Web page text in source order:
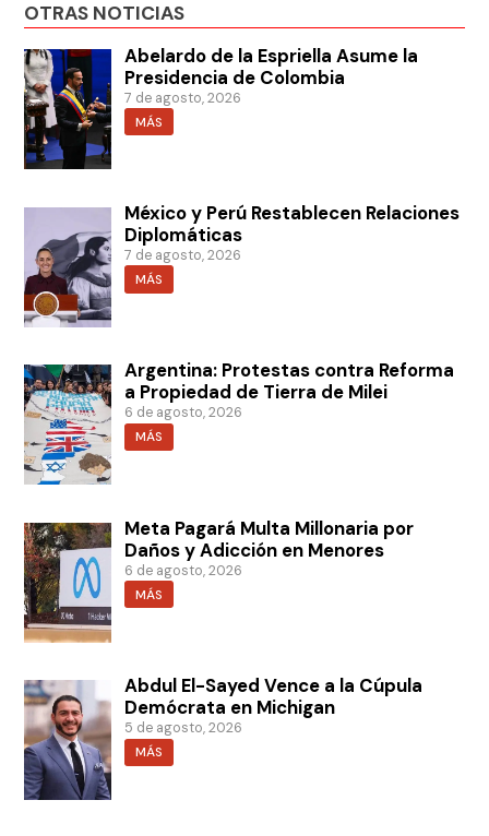
OTRAS NOTICIAS
Abelardo de la Espriella Asume la
Presidencia de Colombia
7 de agosto, 2026
MÁS
México y Perú Restablecen Relaciones
Diplomáticas
7 de agosto, 2026
MÁS
Argentina: Protestas contra Reforma
a Propiedad de Tierra de Milei
6 de agosto, 2026
MÁS
Meta Pagará Multa Millonaria por
Daños y Adicción en Menores
6 de agosto, 2026
MÁS
Abdul El-Sayed Vence a la Cúpula
Demócrata en Michigan
5 de agosto, 2026
MÁS